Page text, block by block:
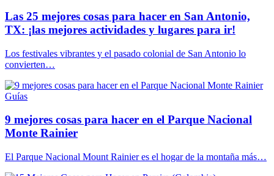
Las 25 mejores cosas para hacer en San Antonio,
TX: ¡las mejores actividades y lugares para ir!
Los festivales vibrantes y el pasado colonial de San Antonio lo
convierten…
Guías
9 mejores cosas para hacer en el Parque Nacional
Monte Rainier
El Parque Nacional Mount Rainier es el hogar de la montaña más…